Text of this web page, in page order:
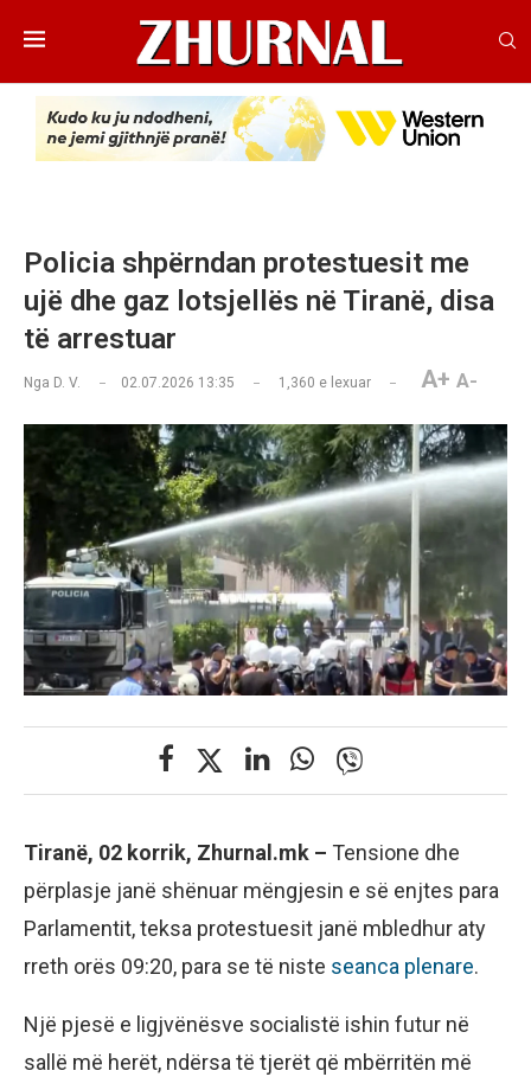
Policia shpërndan protestuesit me
ujë dhe gaz lotsjellës në Tiranë, disa
të arrestuar
Nga D. V. 02.07.2026 13:35 1,360 e lexuar A+ A-
Tiranë, 02 korrik, Zhurnal.mk – Tensione dhe
përplasje janë shënuar mëngjesin e së enjtes para
Parlamentit, teksa protestuesit janë mbledhur aty
rreth orës 09:20, para se të niste seanca plenare.
Një pjesë e ligjvënësve socialistë ishin futur në
sallë më herët, ndërsa të tjerët që mbërritën më